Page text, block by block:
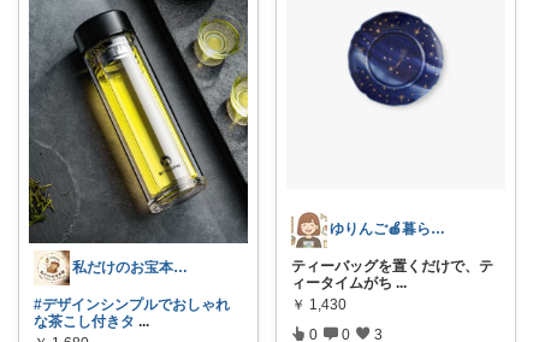
私だけのお宝本舗🍀経由購入いつも感謝！
#デザインシンプルでおしゃれ
な茶こし付きタ ...
ゆりんご🍎暮らしにまつわるおすすめ品
ティーバッグを置くだけで、テ
ィータイムがち ...
￥ 1,430
0 0 3